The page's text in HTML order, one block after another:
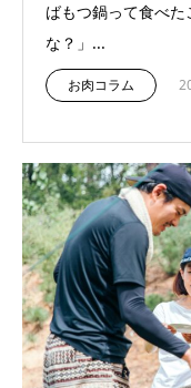
ばもつ鍋って食べ
な？」...
お肉コラム